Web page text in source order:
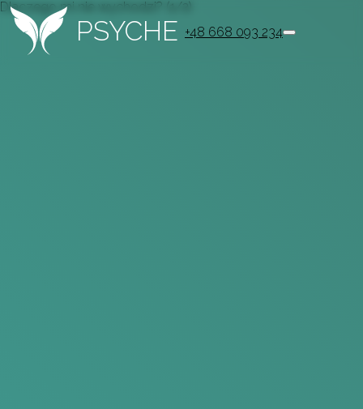
PSYCHE +48 668 093 234
Dlaczego mi nie wychodzi? (1/2)